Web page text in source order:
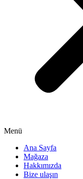
Menü
Ana Sayfa
Mağaza
Hakkımızda
Bize ulaşın